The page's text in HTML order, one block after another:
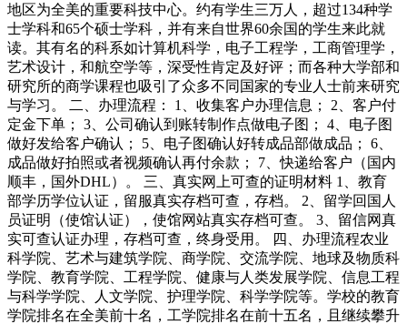
地区为全美的重要科技中心。约有学生三万人，超过134种学
士学科和65个硕士学科，并有来自世界60余国的学生来此就
读。其有名的科系如计算机科学，电子工程学，工商管理学，
艺术设计，和航空学等，深受性肯定及好评；而各种大学部和
研究所的商学课程也吸引了众多不同国家的专业人士前来研究
与学习。 二、办理流程： 1、收集客户办理信息； 2、客户付
定金下单； 3、公司确认到账转制作点做电子图； 4、电子图
做好发给客户确认； 5、电子图确认好转成品部做成品； 6、
成品做好拍照或者视频确认再付余款； 7、快递给客户（国内
顺丰，国外DHL）。 三、真实网上可查的证明材料 1、教育
部学历学位认证，留服真实存档可查，存档。 2、留学回国人
员证明（使馆认证），使馆网站真实存档可查。 3、留信网真
实可查认证办理，存档可查，终身受用。 四、办理流程农业
科学院、艺术与建筑学院、商学院、交流学院、地球及物质科
学院、教育学院、工程学院、健康与人类发展学院、信息工程
与科学学院、人文学院、护理学院、科学学院等。学校的教育
学院排名在全美前十名，工学院排名在前十五名，且继续攀升